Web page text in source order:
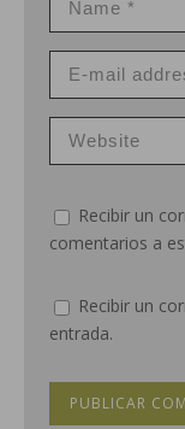
Recibir un
comentarios a
Recibir un
entrada.